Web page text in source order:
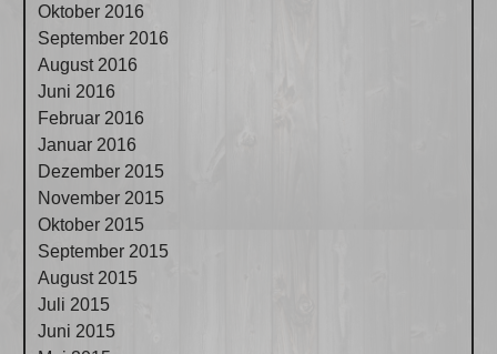
Oktober 2016
September 2016
August 2016
Juni 2016
Februar 2016
Januar 2016
Dezember 2015
November 2015
Oktober 2015
September 2015
August 2015
Juli 2015
Juni 2015